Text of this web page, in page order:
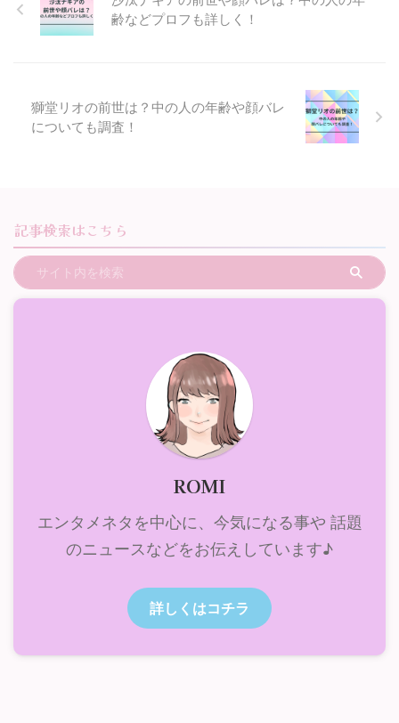
齢などプロフも詳しく！
獅堂リオの前世は？中の人の年齢や顔バレ
についても調査！
記事検索はこちら
ROMI
エンタメネタを中心に、今気になる事や 話題
のニュースなどをお伝えしています♪
詳しくはコチラ